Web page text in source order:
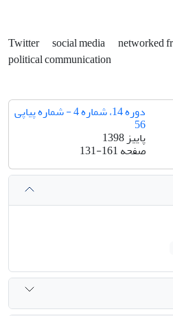
Twitter social media networked
political communication
دوره 14، شماره 4 - شماره پیاپی
56
پاییز 1398
صفحه131-161